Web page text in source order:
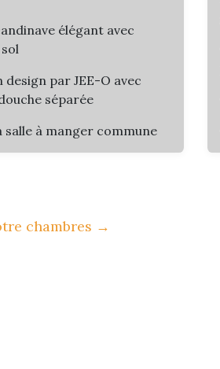
élégant avec
design par JEE-O avec
séparée​
salle à manger commune
chambres →